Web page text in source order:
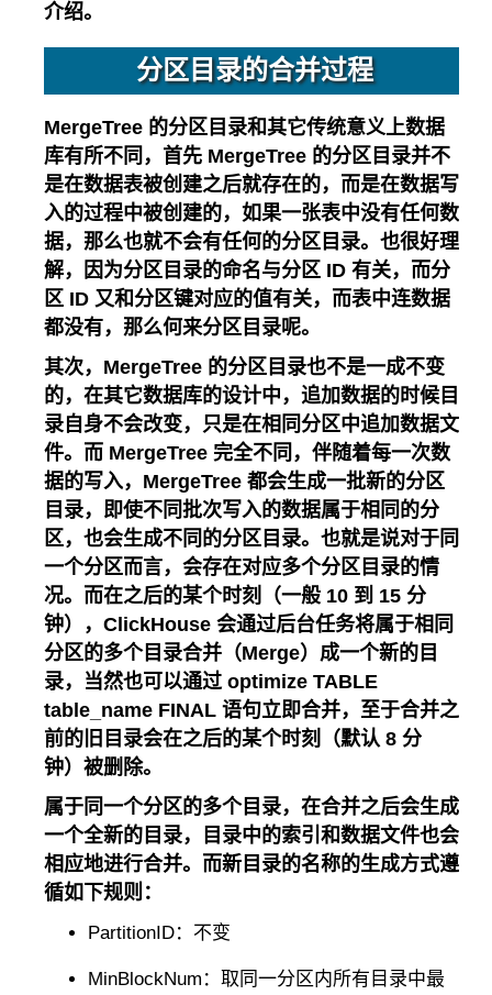
介绍。
分区目录的合并过程
MergeTree 的分区目录和其它传统意义上数据
库有所不同，首先 MergeTree 的分区目录并不
是在数据表被创建之后就存在的，而是在数据写
入的过程中被创建的，如果一张表中没有任何数
据，那么也就不会有任何的分区目录。也很好理
解，因为分区目录的命名与分区 ID 有关，而分
区 ID 又和分区键对应的值有关，而表中连数据
都没有，那么何来分区目录呢。
其次，MergeTree 的分区目录也不是一成不变
的，在其它数据库的设计中，追加数据的时候目
录自身不会改变，只是在相同分区中追加数据文
件。而 MergeTree 完全不同，伴随着每一次数
据的写入，MergeTree 都会生成一批新的分区
目录，即使不同批次写入的数据属于相同的分
区，也会生成不同的分区目录。也就是说对于同
一个分区而言，会存在对应多个分区目录的情
况。而在之后的某个时刻（一般 10 到 15 分
钟），ClickHouse 会通过后台任务将属于相同
分区的多个目录合并（Merge）成一个新的目
录，当然也可以通过 optimize TABLE
table_name FINAL 语句立即合并，至于合并之
前的旧目录会在之后的某个时刻（默认 8 分
钟）被删除。
属于同一个分区的多个目录，在合并之后会生成
一个全新的目录，目录中的索引和数据文件也会
相应地进行合并。而新目录的名称的生成方式遵
循如下规则：
PartitionID：不变
MinBlockNum：取同一分区内所有目录中最